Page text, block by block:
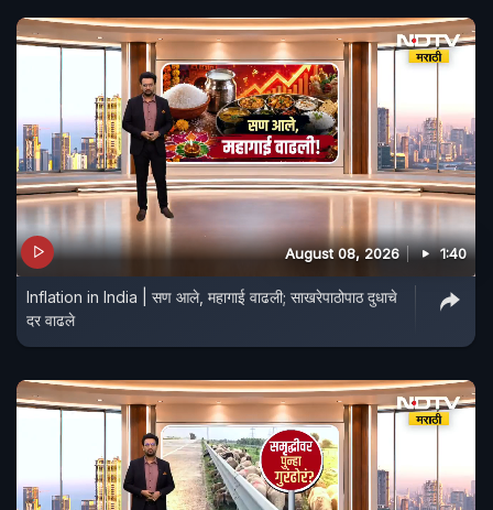
August 08, 2026 1:40
Inflation in India | सण आले, महागाई वाढली; साखरेपाठोपाठ दुधाचे
दर वाढले